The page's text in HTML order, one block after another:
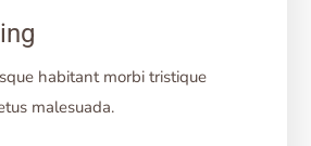
habitant morbi tristique
malesuada.